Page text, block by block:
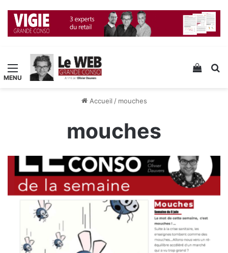
Menu Voir
Accueil / mouches
mouches